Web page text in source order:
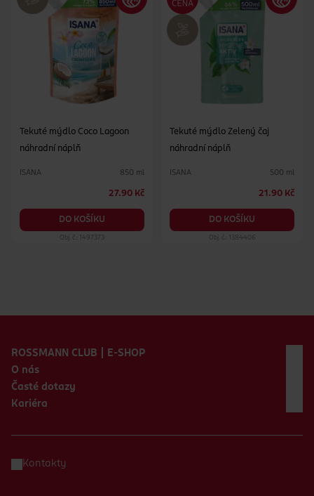
Tekuté mýdlo Coco Lagoon
náhradní náplň
ISANA 850 ml
27.90 Kč
DO KOŠÍKU
Obj. č.: 1497373
Tekuté mýdlo Zelený čaj
náhradní náplň
ISANA 500 ml
21.90 Kč
DO KOŠÍKU
Obj. č.: 1384406
ROSSMANN CLUB | E-SHOP
O nás
Časté dotazy
Kariéra
Kontakty